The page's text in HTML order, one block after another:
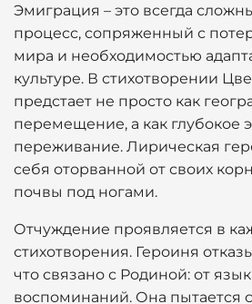
Эмиграция – это всегда
процесс, сопряженный с
мира и необходимостью
культуре. В стихотворении
предстает не просто как
перемещение, а как глубокое
переживание. Лирическая
себя оторванной от своих
почвы под ногами.
Отчуждение проявляется в
стихотворения. Героиня
что связано с Родиной: от
воспоминаний. Она пытается